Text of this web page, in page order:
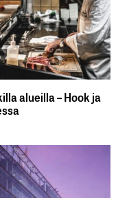
alueilla – Hook ja